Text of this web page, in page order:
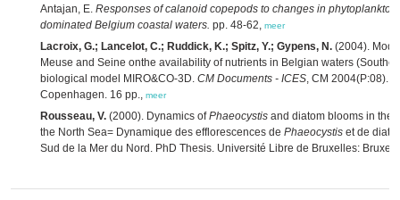
Antajan, E. Responses of calanoid copepods to changes in
dominated Belgium coastal waters. pp. 48-62, meer
Lacroix, G.; Lancelot, C.; Ruddick, K.; Spitz, Y.; Gypens, N. (2004).
Meuse and Seine onthe availability of nutrients in Belgian waters
biological model MIRO&CO-3D. CM Documents - ICES, CM 2004(P:08).
Copenhagen. 16 pp., meer
Rousseau, V. (2000). Dynamics ofPhaeocystis and diatom blooms in the
the North Sea= Dynamique des efflorescences de Phaeocystis et de
Sud de la Mer du Nord. PhD Thesis. Université Libre de Bruxelles: